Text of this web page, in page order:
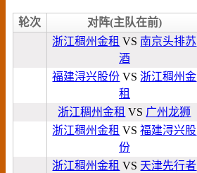
轮次 对阵(主队在前)
浙江稠州金租 VS 南京头排苏
酒
福建浔兴股份 VS 浙江稠州金
租
浙江稠州金租 VS 广州龙狮
浙江稠州金租 VS福建浔兴股
份
浙江稠州金租 VS 天津先行者